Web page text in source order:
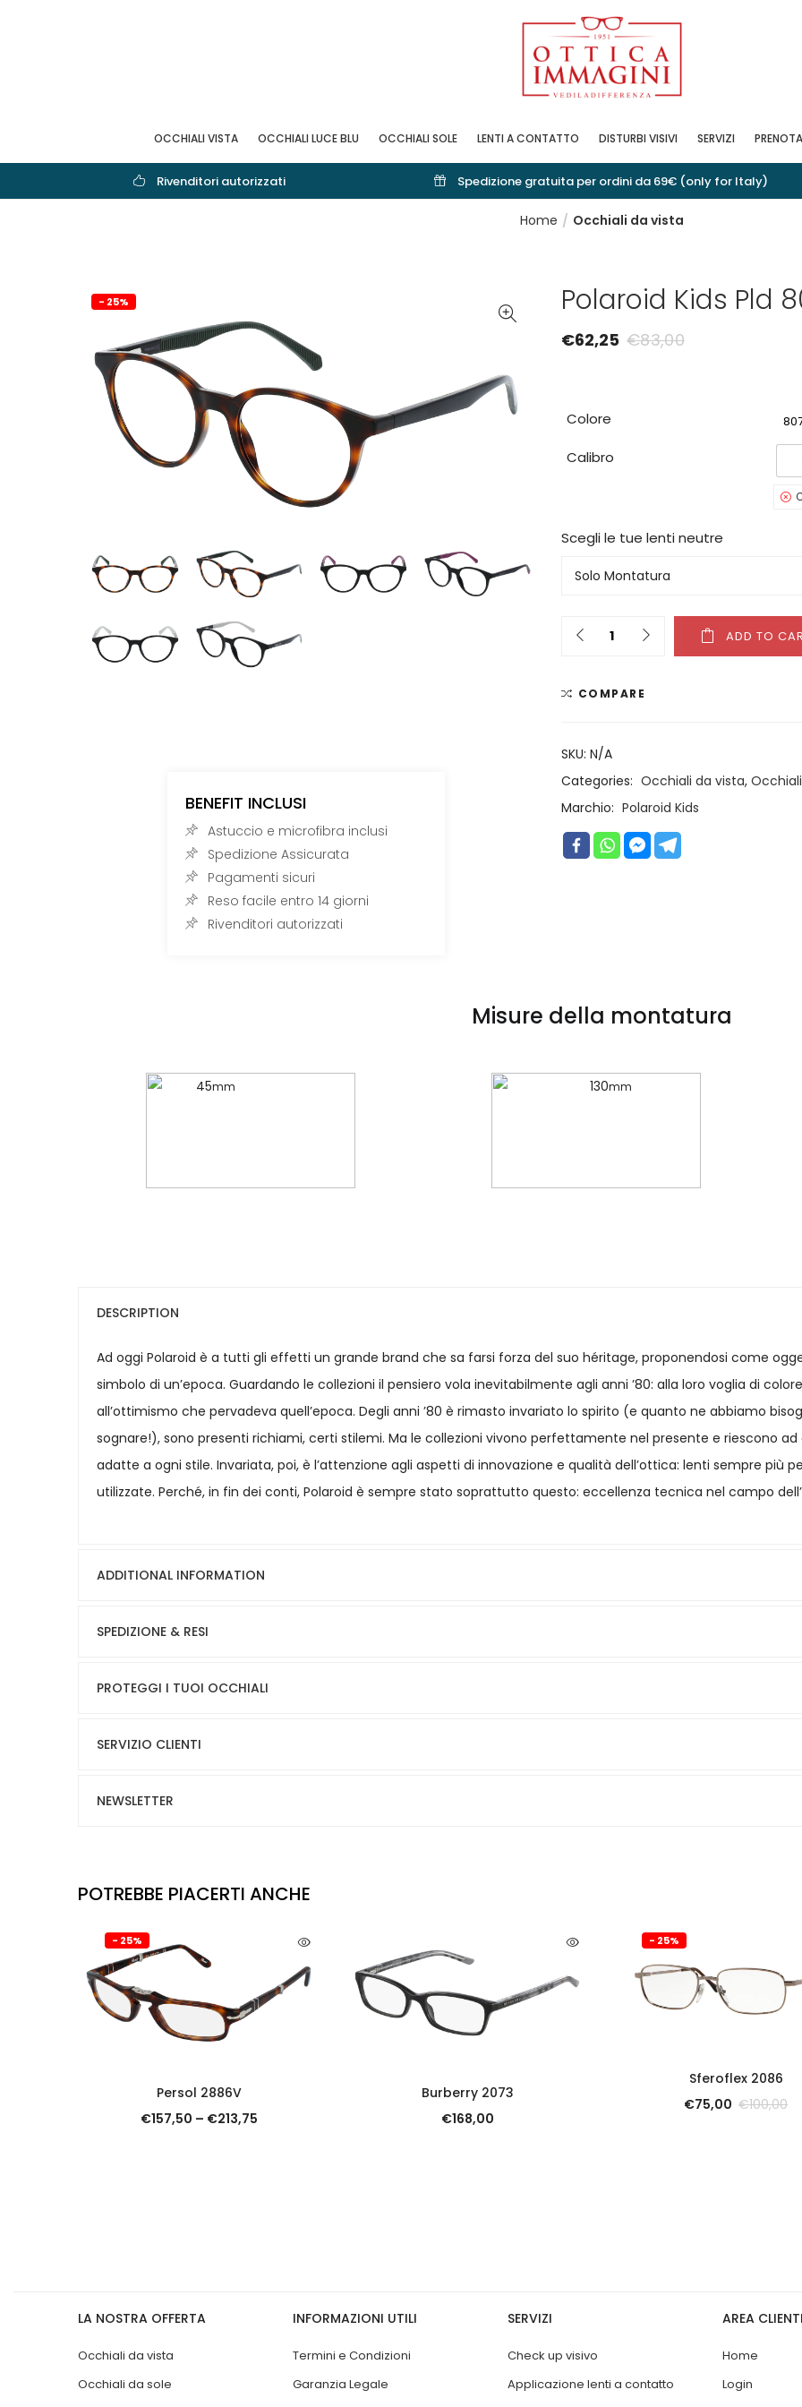
OCCHIALI VISTA OCCHIALI LUCE BLU OCCHIALI SOLE LENTI A CONTATTO DISTURBI VISIVI SERVIZI
Rivenditori autorizzati Spedizione gratuita per ordini da 69€ (only for Italy)
Home Occhiali da vista
- 25%
BENEFIT INCLUSI
Astuccio e microfibra inclusi
Spedizione Assicurata
Pagamenti sicuri
Reso facile entro 14 giorni
Rivenditori autorizzati
Polaroid Kids Pld
€62,25 €83,00
Colore
Calibro
Scegli le tue lenti neutre
Quantity
ADD TO
COMPARE
SKU: N/A
Categories: Occhiali da vista,
Marchio: Polaroid Kids
Misure della montatura
45mm 130mm
DESCRIPTION
Ad oggi Polaroid è a tutti gli effetti un grande brand che sa farsi forza del suo héritage, proponendosi come
simbolo di un’epoca. Guardando le collezioni il pensiero vola inevitabilmente agli anni ’80: alla loro voglia di
all’ottimismo che pervadeva quell’epoca. Degli anni ’80 è rimasto invariato lo spirito (e quanto ne abbiamo
sognare!), sono presenti richiami, certi stilemi. Ma le collezioni vivono perfettamente nel presente e riescono
adatte a ogni stile. Invariata, poi, è l’attenzione agli aspetti di innovazione e qualità dell’ottica: lenti sempre
utilizzate. Perché, in fin dei conti, Polaroid è sempre stato soprattutto questo: eccellenza tecnica nel campo
ADDITIONAL INFORMATION
SPEDIZIONE & RESI
PROTEGGI I TUOI OCCHIALI
SERVIZIO CLIENTI
NEWSLETTER
POTREBBE PIACERTI ANCHE
- 25%
Persol 2886V
€157,50 – €213,75
Burberry 2073
€168,00
- 25%
Sferoflex 2086
€75,00 €100,00
LA NOSTRA OFFERTA
Occhiali da vista
Occhiali da sole
INFORMAZIONI UTILI
Termini e Condizioni
Garanzia Legale
SERVIZI
Check up visivo
Applicazione lenti a contatto
AREA CLIENTI
Home
Login